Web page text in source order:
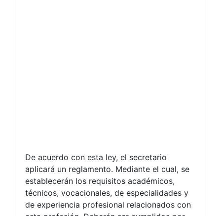
De acuerdo con esta ley, el secretario
aplicará un reglamento. Mediante el cual, se
establecerán los requisitos académicos,
técnicos, vocacionales, de especialidades y
de experiencia profesional relacionados con